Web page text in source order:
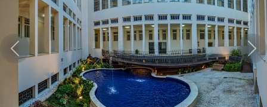
Anterior